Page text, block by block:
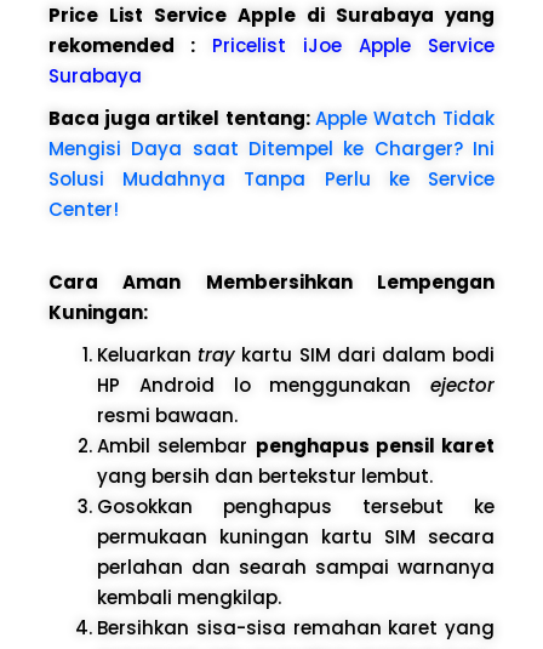
Price List Service Apple di Surabaya yang
rekomended :
Pricelist iJoe Apple Service
Surabaya
Baca juga artikel tentang:Apple Watch Tidak
Mengisi Daya saat Ditempel ke Charger? Ini
Solusi Mudahnya Tanpa Perlu ke Service
Center!
Cara Aman Membersihkan Lempengan
Kuningan:
Keluarkan tray kartu SIM dari dalam bodi
HP Android lo menggunakan ejector
resmi bawaan.
Ambil selembar penghapus pensil karet
yang bersih dan bertekstur lembut.
Gosokkan penghapus tersebut ke
permukaan kuningan kartu SIM secara
perlahan dan searah sampai warnanya
kembali mengkilap.
Bersihkan sisa-sisa remahan karet yang